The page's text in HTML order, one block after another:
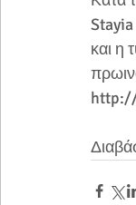
Stayia
και η